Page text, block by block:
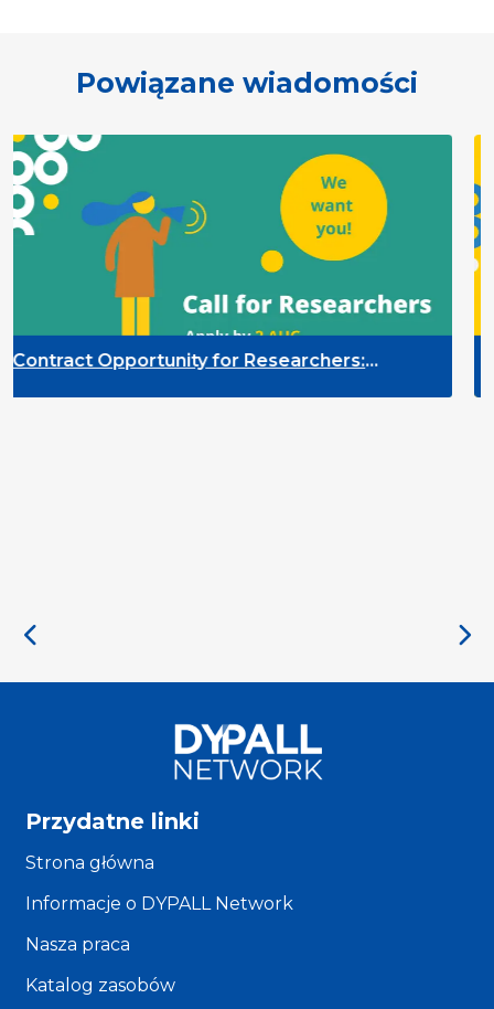
Powiązane wiadomości
for Researchers:
Contract
Przydatne linki
Strona główna
Informacje o DYPALL Network
Nasza praca
Katalog zasobów